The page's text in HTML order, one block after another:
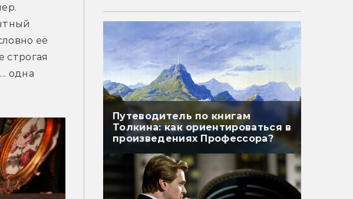
её
одна
Путеводитель по книгам
Толкина: как ориентироваться в
произведениях Профессора?